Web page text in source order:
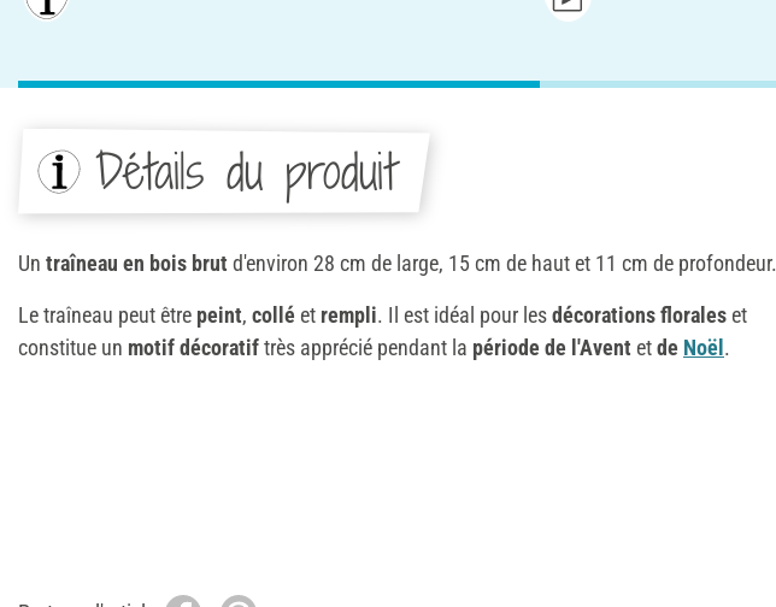
Détails du produit
Un traîneau en bois brut d'environ 28 cm de large, 15 cm de haut et 11 cm de profondeur.
Le traîneau peut être peint, collé et rempli. Il est idéal pour lesdécorations florales et
constitue un motif décoratiftrès apprécié pendant la période de l'Avent etde Noël.